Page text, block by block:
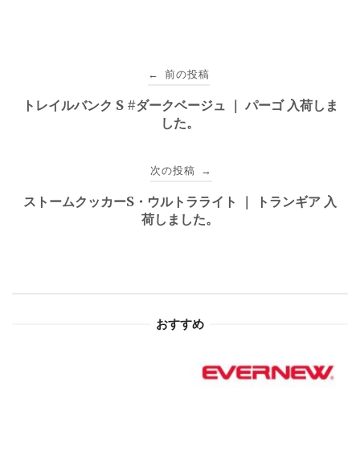
稿
ゲ
← 前の投稿
トレイルバンク S #ダークベージュ ｜ パーゴ 入荷しま
した。
次の投稿 →
ストームクッカーS・ウルトラライト ｜ トランギア 入
荷しました。
おすすめ